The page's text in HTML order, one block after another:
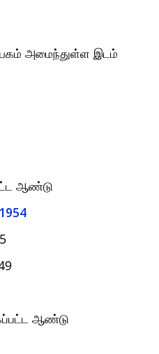
அமைந்துள்ள இடம்
ஆண்டு
ஆண்டு